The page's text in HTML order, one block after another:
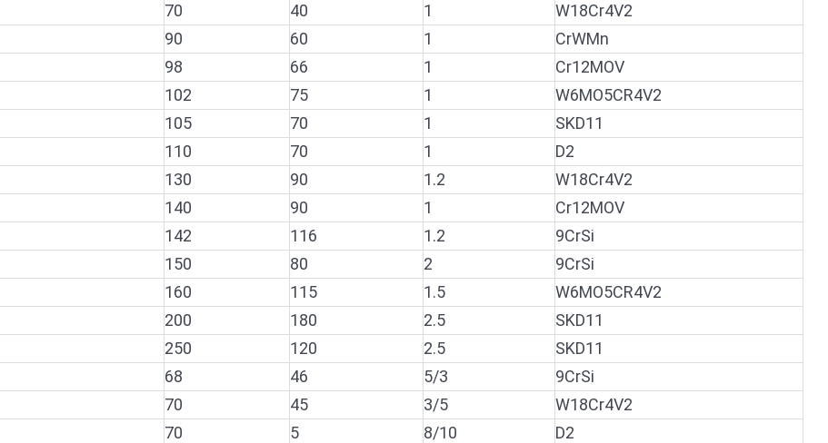
70 40 1
W18Cr4V2
90 60 1
CrWMn
98 66 1
Cr12MOV
102 75 1
W6MO5CR4V2
105 70 1
SKD11
110 70 1
D2
130 90 1.2
W18Cr4V2
140 90 1
Cr12MOV
142 116 1.2
9CrSi
150 80 2
9CrSi
160 115 1.5
W6MO5CR4V2
200 180 2.5
SKD11
250 120 2.5
SKD11
68 46 5/3
9CrSi
70 45 3/5
W18Cr4V2
70 5 8/10
D2